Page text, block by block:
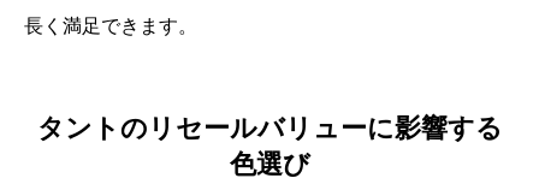
長く満足できます。
タントのリセールバリューに影響する
色選び